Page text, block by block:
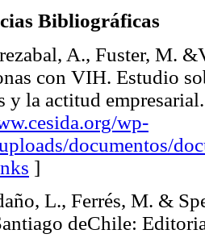
Bibliográficas
A., Fuster, M.
con VIH. Estudio
y la actitud
wp-
documentos/
]
L., Ferrés, M. &
deChile: